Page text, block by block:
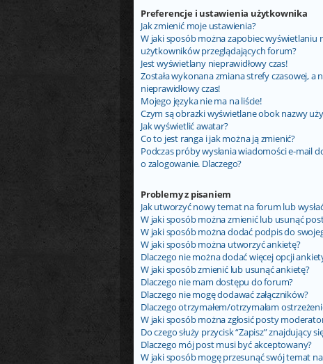
Preferencje i ustawienia użytkownika
Jak zmienić moje ustawienia?
W jaki sposób można zapobiec wyświetlaniu
użytkowników przeglądających forum?
Jest wyświetlany nieprawidłowy czas!
Została wykonana zmiana strefy czasowej, a
nieprawidłowy czas!
Mojego języka nie ma na liście!
Czym są obrazki wyświetlane obok nazwy
Jak wyświetlić awatar?
Co to jest ranga i jak można ją zmienić?
Podczas próby wysłania wiadomości e-mail
o zalogowanie. Dlaczego?
Problemy z pisaniem
Jak utworzyć nowy temat na forum lub
W jaki sposób można zmienić lub usunąć
W jaki sposób można dodać podpis do
W jaki sposób można utworzyć ankietę?
Dlaczego nie można dodać więcej opcji
W jaki sposób zmienić lub usunąć ankietę?
Dlaczego nie mam dostępu do forum?
Dlaczego nie mogę dodawać załączników?
Dlaczego otrzymałem/otrzymałam
W jaki sposób można zgłosić posty
Do czego służy przycisk “Zapisz” znajdujący
Dlaczego mój post musi być akceptowany?
W jaki sposób mogę przesunąć swój temat